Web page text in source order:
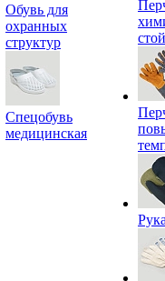
Обувь для
охранных
структур
Спецобувь
медицинская